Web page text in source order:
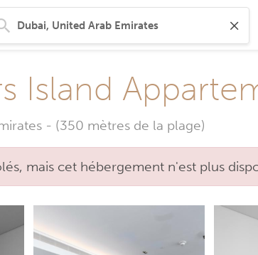
Island
- (350 mètres de la plage)
mais cet hébergement n'est plus